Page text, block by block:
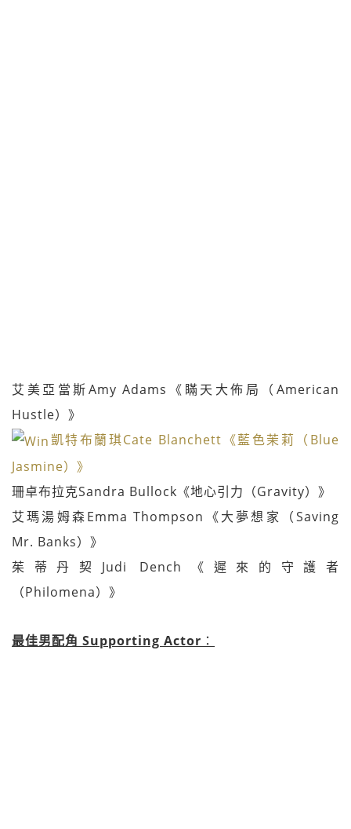
艾美亞當斯Amy Adams《瞞天大佈局（American
Hustle）》
凱特布蘭琪Cate Blanchett《藍色茉莉（Blue
Jasmine）》
珊卓布拉克Sandra Bullock《地心引力（Gravity）》
艾瑪湯姆森Emma Thompson《大夢想家（Saving
Mr. Banks）》
茱蒂丹契Judi Dench《遲來的守護者
（Philomena）》
最佳男配角 Supporting Actor ：